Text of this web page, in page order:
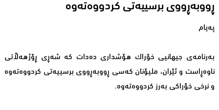
ڕووبەڕووی برسییەتی كردووەتەوە
پەیام
بەرنامەی جیهانیی خۆراك هۆشداری دەدات كە شەڕی ڕۆژهەڵاتی
ناوەڕاست و ئێران، ملیۆنان كەسی ڕووبەڕووی برسییەتی كردووەتەوە
و نرخی خۆراكی بەرز كردووەتەوە.